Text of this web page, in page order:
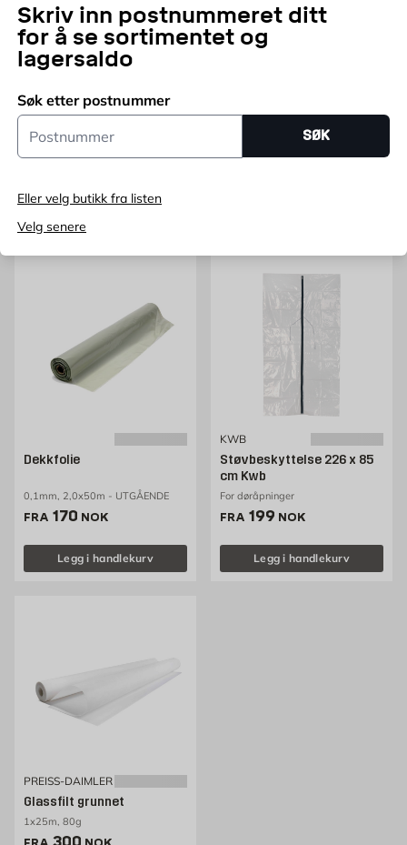
Skriv inn postnummeret ditt
for å se sortimentet og
lagersaldo
Søk etter postnummer
Postnummer
SØK
Eller velg butikk fra listen
Velg senere
Tildekningsmatte malerfilt
1 x 25 m
Glassfilt ugrunnet
Dekkfolie
0,1mm, 2,0x50m - UTGÅENDE
FRA Pris 170 NOK /stk
170 NOK
Legg i handlekurv
KWB
Støvbeskyttelse 226 x 85
cm Kwb
For døråpninger
FRA Pris 199 NOK /stk
199 NOK
Legg i handlekurv
PREISS-DAIMLER
Glassfilt grunnet
1x25m, 80g
Pris 300 NOK /stk